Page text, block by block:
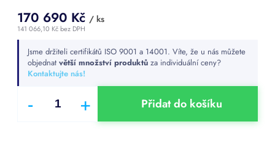
170 690 Kč / ks
141 066,10 Kč bez DPH
cena:Jsme držiteli certifikátů ISO 9001 a 14001. Víte, že u nás můžete
objednat větší množství produktů za individuální ceny?
Kontaktujte nás!
Přidat do košíku